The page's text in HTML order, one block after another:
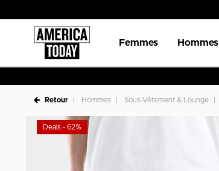
Femmes Hommes
Retour Hommes Sous-Vêtement & Lounge
Deals - 62%